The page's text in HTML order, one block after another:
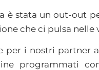
è stata un out-out
che ci pulsa
per i nostri partner
programmati